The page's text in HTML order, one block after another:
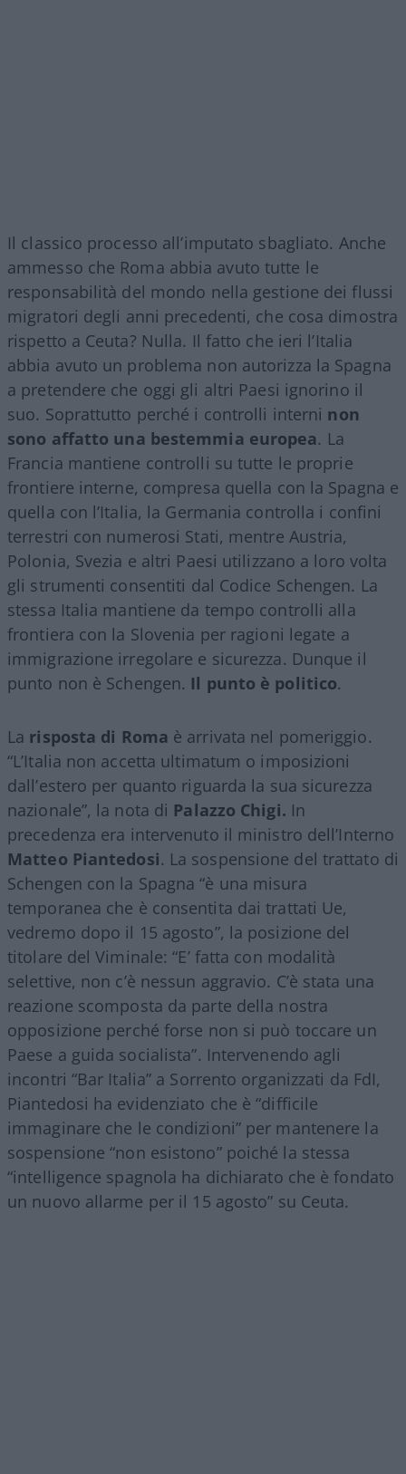
Il classico processo all’imputato sbagliato. Anche
ammesso che Roma abbia avuto tutte le
responsabilità del mondo nella gestione dei flussi
migratori degli anni precedenti, che cosa dimostra
rispetto a Ceuta? Nulla. Il fatto che ieri l’Italia
abbia avuto un problema non autorizza la Spagna
a pretendere che oggi gli altri Paesi ignorino il
suo. Soprattutto perché i controlli interni non
sono affatto una bestemmia europea. La
Francia mantiene controlli su tutte le proprie
frontiere interne, compresa quella con la Spagna e
quella con l’Italia, la Germania controlla i confini
terrestri con numerosi Stati, mentre Austria,
Polonia, Svezia e altri Paesi utilizzano a loro volta
gli strumenti consentiti dal Codice Schengen. La
stessa Italia mantiene da tempo controlli alla
frontiera con la Slovenia per ragioni legate a
immigrazione irregolare e sicurezza. Dunque il
punto non è Schengen. Il punto è politico.
La risposta di Roma è arrivata nel pomeriggio.
“L’Italia non accetta ultimatum o imposizioni
dall’estero per quanto riguarda la sua sicurezza
nazionale”, la nota di Palazzo Chigi. In
precedenza era intervenuto il ministro dell’Interno
Matteo Piantedosi. La sospensione del trattato di
Schengen con la Spagna “è una misura
temporanea che è consentita dai trattati Ue,
vedremo dopo il 15 agosto”, la posizione del
titolare del Viminale: “E’ fatta con modalità
selettive, non c’è nessun aggravio. C’è stata una
reazione scomposta da parte della nostra
opposizione perché forse non si può toccare un
Paese a guida socialista”. Intervenendo agli
incontri “Bar Italia” a Sorrento organizzati da FdI,
Piantedosi ha evidenziato che è “difficile
immaginare che le condizioni” per mantenere la
sospensione “non esistono” poiché la stessa
“intelligence spagnola ha dichiarato che è fondato
un nuovo allarme per il 15 agosto” su Ceuta.